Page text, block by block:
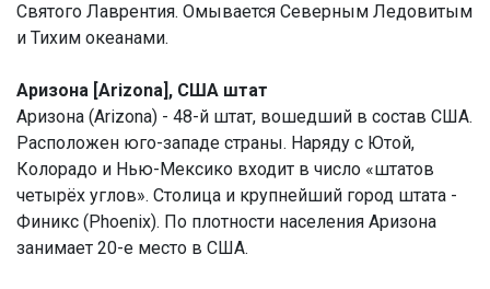
Святого Лаврентия. Омывается Северным Ледовитым
и Тихим океанами.
Аризона [Arizona], США штат
Аризона (Arizona) - 48-й штат, вошедший в состав США.
Расположен юго-западе страны. Наряду с Ютой,
Колорадо и Нью-Мексико входит в число «штатов
четырёх углов». Столица и крупнейший город штата -
Финикс (Phoenix). По плотности населения Аризона
занимает 20-е место в США.